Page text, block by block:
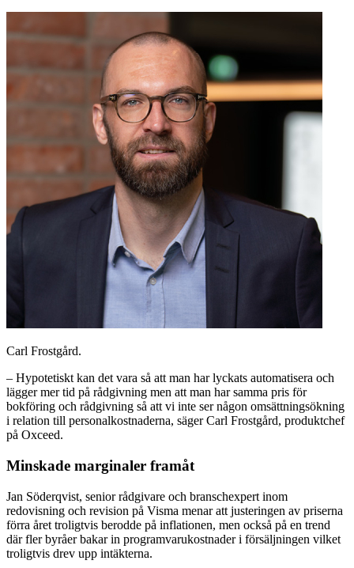
Carl Frostgård.
– Hypotetiskt kan det vara så att man har lyckats automatisera och
lägger mer tid på rådgivning men att man har samma pris för
bokföring och rådgivning så att vi inte ser någon omsättningsökning
i relation till personalkostnaderna, säger Carl Frostgård, produktchef
på Oxceed.
Minskade marginaler framåt
Jan Söderqvist, senior rådgivare och branschexpert inom
redovisning och revision på Visma menar att justeringen av priserna
förra året troligtvis berodde på inflationen, men också på en trend
där fler byråer bakar in programvarukostnader i försäljningen vilket
troligtvis drev upp intäkterna.